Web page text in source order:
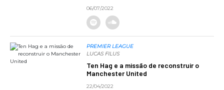
06/07/2022
PREMIER LEAGUE
LUCAS FILUS
Ten Hag e a missão de reconstruir o
Manchester United
22/04/2022